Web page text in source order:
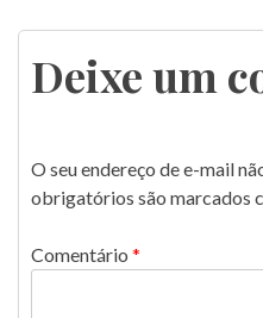
de
Post
Deixe um
O seu endereço de e-mail
obrigatórios são marcados
Comentário *